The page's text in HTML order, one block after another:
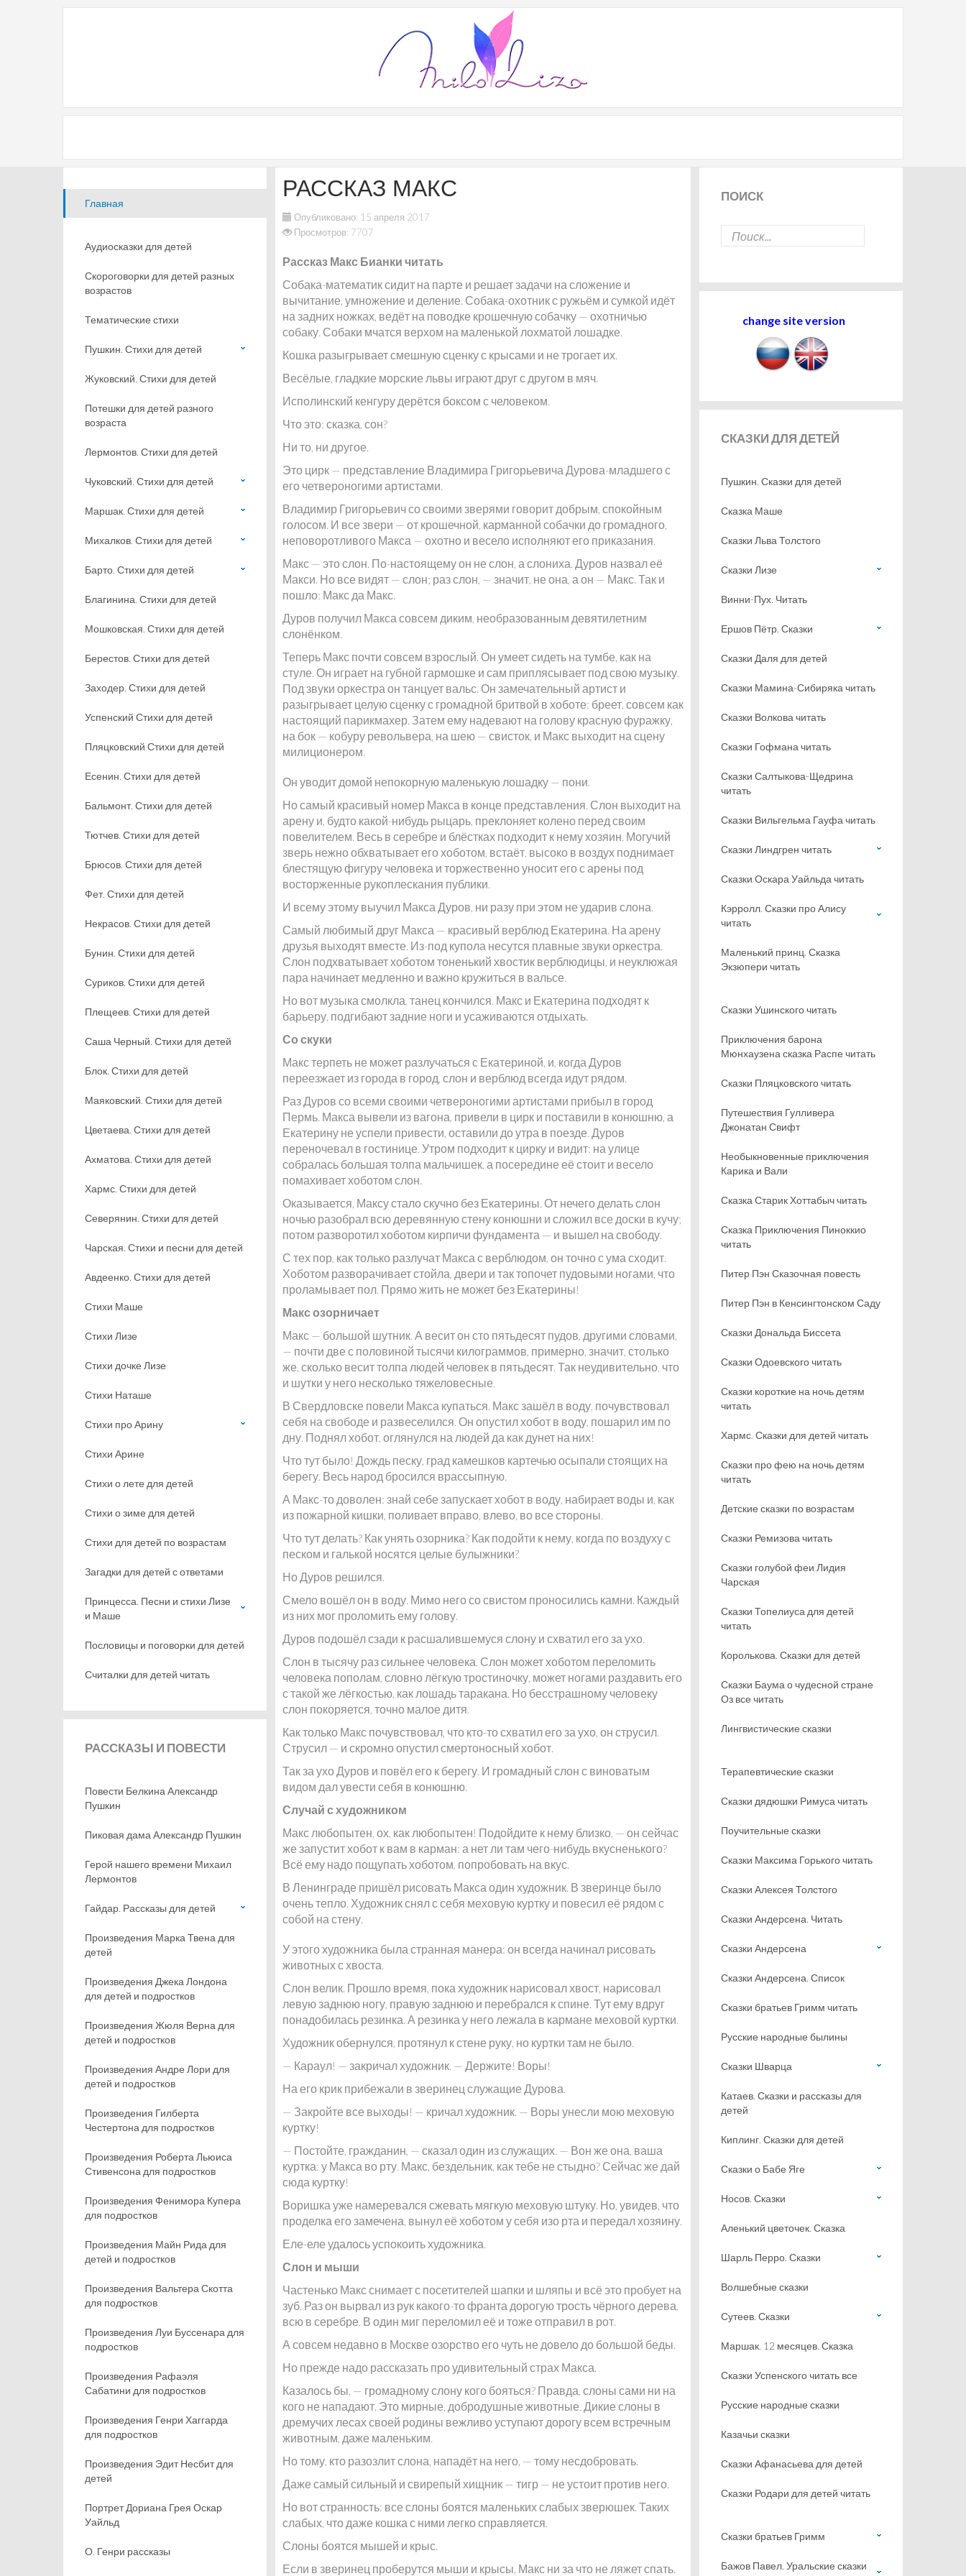
РАССКАЗ МАКС
Опубликовано: 15 апреля 2017
Просмотров: 7707
Рассказ Макс Бианки читать
Собака-математик сидит на парте и решает задачи на сложение и
вычитание, умножение и деление. Собака-охотник с ружьём и сумкой идёт
на задних ножках, ведёт на поводке крошечную собачку — охотничью
собаку. Собаки мчатся верхом на маленькой лохматой лошадке.
Кошка разыгрывает смешную сценку с крысами и не трогает их.
Весёлые, гладкие морские львы играют друг с другом в мяч.
Исполинский кенгуру дерётся боксом с человеком.
Что это: сказка, сон?
Ни то, ни другое.
Это цирк — представление Владимира Григорьевича Дурова-младшего с
его четвероногими артистами.
Владимир Григорьевич со своими зверями говорит добрым, спокойным
голосом. И все звери — от крошечной, карманной собачки до громадного,
неповоротливого Макса — охотно и весело исполняют его приказания.
Макс — это слон. По-настоящему он не слон, а слониха. Дуров назвал её
Макси. Но все видят — слон; раз слон, — значит, не она, а он — Макс. Так и
пошло: Макс да Макс.
Дуров получил Макса совсем диким, необразованным девятилетним
слонёнком.
Теперь Макс почти совсем взрослый. Он умеет сидеть на тумбе, как на
стуле. Он играет на губной гармошке и сам приплясывает под свою музыку.
Под звуки оркестра он танцует вальс. Он замечательный артист и
разыгрывает целую сценку с громадной бритвой в хоботе: бреет, совсем как
настоящий парикмахер. Затем ему надевают на голову красную фуражку,
на бок — кобуру револьвера, на шею — свисток, и Макс выходит на сцену
милиционером.
Он уводит домой непокорную маленькую лошадку — пони.
Но самый красивый номер Макса в конце представления. Слон выходит на
арену и, будто какой-нибудь рыцарь, преклоняет колено перед своим
повелителем. Весь в серебре и блёстках подходит к нему хозяин. Могучий
зверь нежно обхватывает его хоботом, встаёт, высоко в воздух поднимает
блестящую фигуру человека и торжественно уносит его с арены под
восторженные рукоплескания публики.
И всему этому выучил Макса Дуров, ни разу при этом не ударив слона.
Самый любимый друг Макса — красивый верблюд Екатерина. На арену
друзья выходят вместе. Из-под купола несутся плавные звуки оркестра.
Слон подхватывает хоботом тоненький хвостик верблюдицы, и неуклюжая
пара начинает медленно и важно кружиться в вальсе.
Но вот музыка смолкла, танец кончился. Макс и Екатерина подходят к
барьеру, подгибают задние ноги и усаживаются отдыхать.
Со скуки
Макс терпеть не может разлучаться с Екатериной, и, когда Дуров
переезжает из города в город, слон и верблюд всегда идут рядом.
Раз Дуров со всеми своими четвероногими артистами прибыл в город
Пермь. Макса вывели из вагона, привели в цирк и поставили в конюшню, а
Екатерину не успели привести, оставили до утра в поезде. Дуров
переночевал в гостинице. Утром подходит к цирку и видит: на улице
собралась большая толпа мальчишек, а посередине её стоит и весело
помахивает хоботом слон.
Оказывается, Максу стало скучно без Екатерины. От нечего делать слон
ночью разобрал всю деревянную стену конюшни и сложил все доски в кучу;
потом разворотил хоботом кирпичи фундамента — и вышел на свободу.
С тех пор, как только разлучат Макса с верблюдом, он точно с ума сходит.
Хоботом разворачивает стойла, двери и так топочет пудовыми ногами, что
проламывает пол. Прямо жить не может без Екатерины!
Макс озорничает
Макс — большой шутник. А весит он сто пятьдесят пудов, другими словами,
— почти две с половиной тысячи килограммов, примерно, значит, столько
же, сколько весит толпа людей человек в пятьдесят. Так неудивительно, что
и шутки у него несколько тяжеловесные.
В Свердловске повели Макса купаться. Макс зашёл в воду, почувствовал
себя на свободе и развеселился. Он опустил хобот в воду, пошарил им по
дну. Поднял хобот, оглянулся на людей да как дунет на них!
Что тут было! Дождь песку, град камешков картечью осыпали стоящих на
берегу. Весь народ бросился врассыпную.
А Макс-то доволен: знай себе запускает хобот в воду, набирает воды и, как
из пожарной кишки, поливает вправо, влево, во все стороны.
Что тут делать? Как унять озорника? Как подойти к нему, когда по воздуху с
песком и галькой носятся целые булыжники?
Но Дуров решился.
Смело вошёл он в воду. Мимо него со свистом проносились камни. Каждый
из них мог проломить ему голову.
Дуров подошёл сзади к расшалившемуся слону и схватил его за ухо.
Слон в тысячу раз сильнее человека. Слон может хоботом переломить
человека пополам, словно лёгкую тростиночку, может ногами раздавить его
с такой же лёгкостью, как лошадь таракана. Но бесстрашному человеку
слон покоряется, точно малое дитя.
Как только Макс почувствовал, что кто-то схватил его за ухо, он струсил.
Струсил — и скромно опустил смертоносный хобот.
Так за ухо Дуров и повёл его к берегу. И громадный слон с виноватым
видом дал увести себя в конюшню.
Случай с художником
Макс любопытен, ох, как любопытен! Подойдите к нему близко, — он сейчас
же запустит хобот к вам в карман: а нет ли там чего-нибудь вкусненького?
Всё ему надо пощупать хоботом, попробовать на вкус.
В Ленинграде пришёл рисовать Макса один художник. В зверинце было
очень тепло. Художник снял с себя меховую куртку и повесил её рядом с
собой на стену.
У этого художника была странная манера: он всегда начинал рисовать
животных с хвоста.
Слон велик. Прошло время, пока художник нарисовал хвост, нарисовал
левую заднюю ногу, правую заднюю и перебрался к спине. Тут ему вдруг
понадобилась резинка. А резинка у него лежала в кармане меховой куртки.
Художник обернулся, протянул к стене руку, но куртки там не было.
— Караул! — закричал художник. — Держите! Воры!
На его крик прибежали в зверинец служащие Дурова.
— Закройте все выходы! — кричал художник. — Воры унесли мою меховую
куртку!
— Постойте, гражданин, — сказал один из служащих. — Вон же она, ваша
куртка: у Макса во рту. Макс, бездельник, как тебе не стыдно? Сейчас же дай
сюда куртку!
Воришка уже намеревался сжевать мягкую меховую штуку. Но, увидев, что
проделка его замечена, вынул её хоботом у себя изо рта и передал хозяину.
Еле-еле удалось успокоить художника.
Слон и мыши
Частенько Макс снимает с посетителей шапки и шляпы и всё это пробует на
зуб. Раз он вырвал из рук какого-то франта дорогую трость чёрного дерева,
всю в серебре. В один миг переломил её и тоже отправил в рот.
А совсем недавно в Москве озорство его чуть не довело до большой беды.
Но прежде надо рассказать про удивительный страх Макса.
Казалось бы, — громадному слону кого бояться? Правда, слоны сами ни на
кого не нападают. Это мирные, добродушные животные. Дикие слоны в
дремучих лесах своей родины вежливо уступают дорогу всем встречным
животным, даже маленьким.
Но тому, кто разозлит слона, нападёт на него, — тому несдобровать.
Даже самый сильный и свирепый хищник — тигр — не устоит против него.
Но вот странность: все слоны боятся маленьких слабых зверюшек. Таких
слабых, что даже кошка с ними легко справляется.
Слоны боятся мышей и крыс.
Если в зверинец проберутся мыши и крысы, Макс ни за что не ляжет спать.
Главная
Аудиосказки для детей
Скороговорки для детей разных
возрастов
Тематические стихи
Пушкин. Стихи для детей
Жуковский. Стихи для детей
Потешки для детей разного
возраста
Лермонтов. Стихи для детей
Чуковский. Стихи для детей
Маршак. Стихи для детей
Михалков. Стихи для детей
Барто. Стихи для детей
Благинина. Стихи для детей
Мошковская. Стихи для детей
Берестов. Стихи для детей
Заходер. Стихи для детей
Успенский Стихи для детей
Пляцковский Стихи для детей
Есенин. Стихи для детей
Бальмонт. Стихи для детей
Тютчев. Стихи для детей
Брюсов. Стихи для детей
Фет. Стихи для детей
Некрасов. Стихи для детей
Бунин. Стихи для детей
Суриков. Стихи для детей
Плещеев. Стихи для детей
Саша Черный. Стихи для детей
Блок. Стихи для детей
Маяковский. Стихи для детей
Цветаева. Стихи для детей
Ахматова. Стихи для детей
Хармс. Стихи для детей
Северянин. Стихи для детей
Чарская. Стихи и песни для детей
Авдеенко. Стихи для детей
Стихи Маше
Стихи Лизе
Стихи дочке Лизе
Стихи Наташе
Стихи про Арину
Стихи Арине
Стихи о лете для детей
Стихи о зиме для детей
Стихи для детей по возрастам
Загадки для детей с ответами
Принцесса. Песни и стихи Лизе
и Маше
Пословицы и поговорки для детей
Считалки для детей читать
РАССКАЗЫ И ПОВЕСТИ
Повести Белкина Александр
Пушкин
Пиковая дама Александр Пушкин
Герой нашего времени Михаил
Лермонтов
Гайдар. Рассказы для детей
Произведения Марка Твена для
детей
Произведения Джека Лондона
для детей и подростков
Произведения Жюля Верна для
детей и подростков
Произведения Андре Лори для
детей и подростков
Произведения Гилберта
Честертона для подростков
Произведения Роберта Льюиса
Стивенсона для подростков
Произведения Фенимора Купера
для подростков
Произведения Майн Рида для
детей и подростков
Произведения Вальтера Скотта
для подростков
Произведения Луи Буссенара для
подростков
Произведения Рафаэля
Сабатини для подростков
Произведения Генри Хаггарда
для подростков
Произведения Эдит Несбит для
детей
Портрет Дориана Грея Оскар
Уайльд
О. Генри рассказы
ПОИСК
change site version
СКАЗКИДЛЯ ДЕТЕЙ
Пушкин. Сказки для детей
Сказка Маше
Сказки Льва Толстого
Сказки Лизе
Винни-Пух. Читать
Ершов Пётр. Сказки
Сказки Даля для детей
Сказки Мамина-Сибиряка читать
Сказки Волкова читать
Сказки Гофмана читать
Сказки Салтыкова-Щедрина
читать
Сказки Вильгельма Гауфа читать
Сказки Линдгрен читать
Сказки Оскара Уайльда читать
Кэрролл. Сказки про Алису
читать
Маленький принц. Сказка
Экзюпери читать
Сказки Ушинского читать
Приключения барона
Мюнхаузена сказка Распе читать
Сказки Пляцковского читать
Путешествия Гулливера
Джонатан Свифт
Необыкновенные приключения
Карика и Вали
Сказка Старик Хоттабыч читать
Сказка Приключения Пиноккио
читать
Питер Пэн Сказочная повесть
Питер Пэн в Кенсингтонском Саду
Сказки Дональда Биссета
Сказки Одоевского читать
Сказки короткие на ночь детям
читать
Хармс. Сказки для детей читать
Сказки про фею на ночь детям
читать
Детские сказки по возрастам
Сказки Ремизова читать
Сказки голубой феи Лидия
Чарская
Сказки Топелиуса для детей
читать
Королькова. Сказки для детей
Сказки Баума о чудесной стране
Оз все читать
Лингвистические сказки
Терапевтические сказки
Сказки дядюшки Римуса читать
Поучительные сказки
Сказки Максима Горького читать
Сказки Алексея Толстого
Сказки Андерсена. Читать
Сказки Андерсена
Сказки Андерсена. Список
Сказки братьев Гримм читать
Русские народные былины
Сказки Шварца
Катаев. Сказки и рассказы для
детей
Киплинг. Сказки для детей
Сказки о Бабе Яге
Носов. Сказки
Аленький цветочек. Сказка
Шарль Перро. Сказки
Волшебные сказки
Сутеев. Сказки
Маршак. 12 месяцев. Сказка
Сказки Успенского читать все
Русские народные сказки
Казачьи сказки
Сказки Афанасьева для детей
Сказки Родари для детей читать
Сказки братьев Гримм
Бажов Павел. Уральские сказки